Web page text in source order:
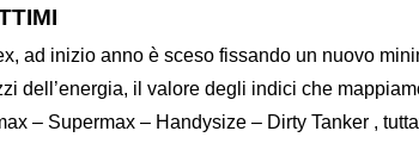
ad inizio anno è sceso fissando un nuovo
dell’energia, il valore degli indici che
– Supermax – Handysize – Dirty Tanker ,